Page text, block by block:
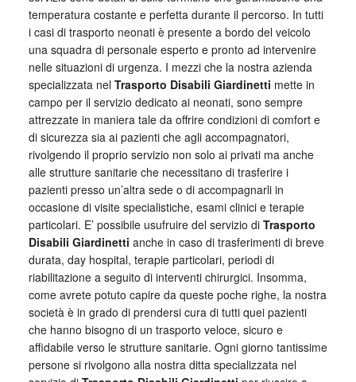
temperatura costante e perfetta durante il percorso. In tutti
i casi di trasporto neonati è presente a bordo del veicolo
una squadra di personale esperto e pronto ad intervenire
nelle situazioni di urgenza. I mezzi che la nostra azienda
specializzata nel Trasporto Disabili Giardinetti mette in
campo per il servizio dedicato ai neonati, sono sempre
attrezzate in maniera tale da offrire condizioni di comfort e
di sicurezza sia ai pazienti che agli accompagnatori,
rivolgendo il proprio servizio non solo ai privati ma anche
alle strutture sanitarie che necessitano di trasferire i
pazienti presso un’altra sede o di accompagnarli in
occasione di visite specialistiche, esami clinici e terapie
particolari. E’ possibile usufruire del servizio di Trasporto
Disabili Giardinetti anche in caso di trasferimenti di breve
durata, day hospital, terapie particolari, periodi di
riabilitazione a seguito di interventi chirurgici. Insomma,
come avrete potuto capire da queste poche righe, la nostra
società è in grado di prendersi cura di tutti quei pazienti
che hanno bisogno di un trasporto veloce, sicuro e
affidabile verso le strutture sanitarie. Ogni giorno tantissime
persone si rivolgono alla nostra ditta specializzata nel